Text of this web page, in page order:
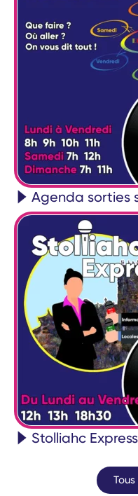
Agenda sorties
Stolliahc